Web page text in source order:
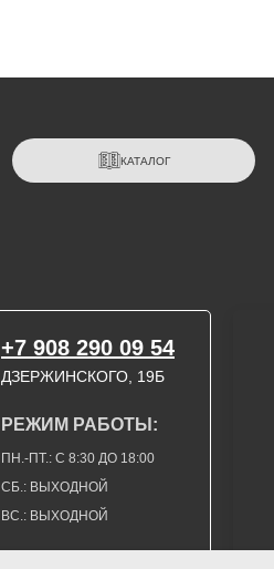
КАТАЛОГ
ДЗЕРЖИНСКОГО, 19Б
+7 908 290 09 54
ВС.: ВЫХОДНОЙ
СБ.: ВЫХОДНОЙ
ПН.-ПТ.: С 8:30 ДО 18:00
РЕЖИМ РАБОТЫ: